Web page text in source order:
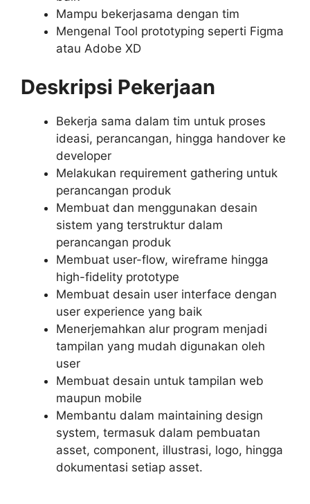
Mampu bekerjasama dengan tim
Mengenal Tool prototyping seperti Figma
atau Adobe XD
Deskripsi Pekerjaan
Bekerja sama dalam tim untuk proses
ideasi, perancangan, hingga handover ke
developer
Melakukan requirement gathering untuk
perancangan produk
Membuat dan menggunakan desain
sistem yang terstruktur dalam
perancangan produk
Membuat user-flow, wireframe hingga
high-fidelity prototype
Membuat desain user interface dengan
user experience yang baik
Menerjemahkan alur program menjadi
tampilan yang mudah digunakan oleh
user
Membuat desain untuk tampilan web
maupun mobile
Membantu dalam maintaining design
system, termasuk dalam pembuatan
asset, component, illustrasi, logo, hingga
dokumentasi setiap asset.